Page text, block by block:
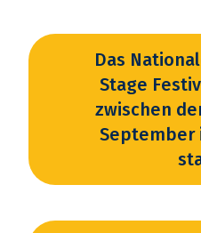
Das
Stage
zwischen
September